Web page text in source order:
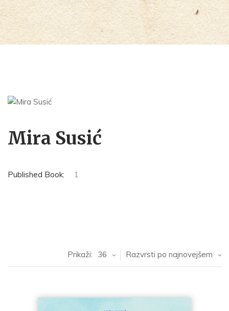
Mira Susić
Published Book: 1
Razvrsti po najnovejšem
Prikaži: 36